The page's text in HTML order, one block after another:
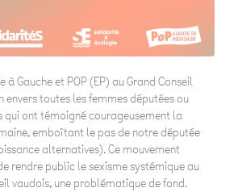
à Gauche et POP (EP) au Grand Conseil
envers toutes les femmes députées ou
qui ont témoigné courageusement la
emboîtant le pas de notre députée
alternatives). Ce mouvement
rendre public le sexisme systémique au
vaudois, une problématique de fond.